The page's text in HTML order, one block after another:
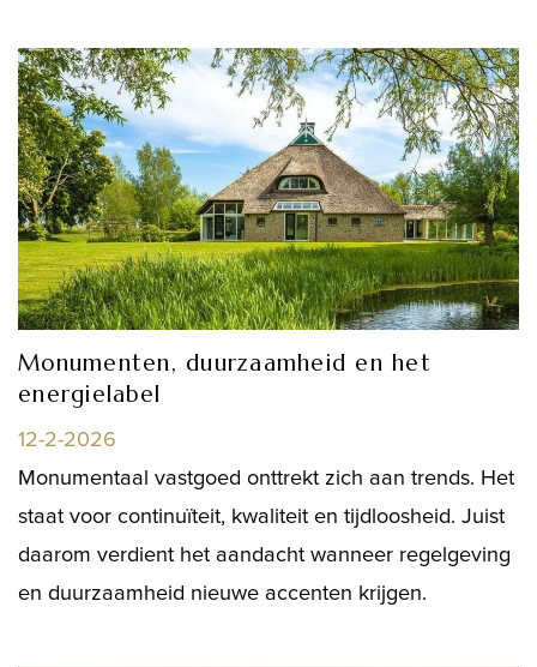
Monumenten, duurzaamheid en het
energielabel
12-2-2026
Monumentaal vastgoed onttrekt zich aan trends. Het
staat voor continuïteit, kwaliteit en tijdloosheid. Juist
daarom verdient het aandacht wanneer regelgeving
en duurzaamheid nieuwe accenten krijgen.